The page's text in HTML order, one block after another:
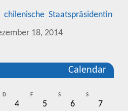
Staatspräsidentin
18, 2014
Calendar
D F S S
4 5 6
7